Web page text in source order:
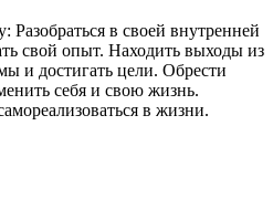
Разобраться в своей внутренней
свой опыт. Находить выходы из
и достигать цели. Обрести
себя и свою жизнь.
в жизни.